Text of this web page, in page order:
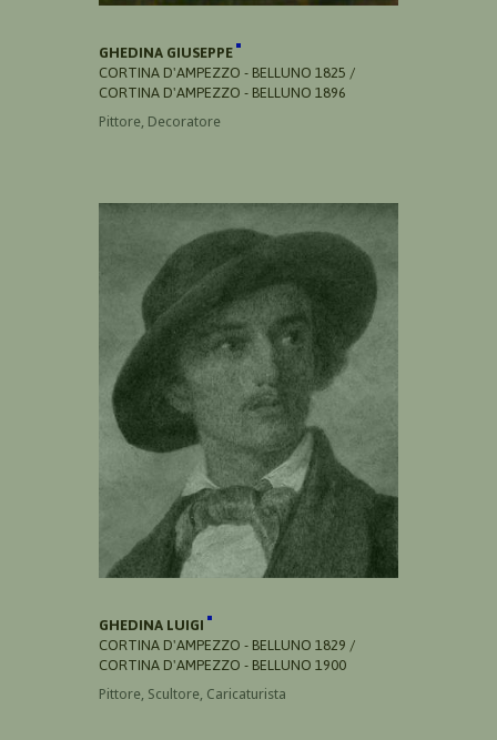
GHEDINA GIUSEPPE
CORTINA D'AMPEZZO - BELLUNO 1825 /
CORTINA D'AMPEZZO - BELLUNO 1896
Pittore, Decoratore
GHEDINA LUIGI
CORTINA D'AMPEZZO - BELLUNO 1829 /
CORTINA D'AMPEZZO - BELLUNO 1900
Pittore, Scultore, Caricaturista